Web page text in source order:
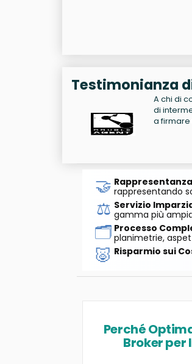
Testimonianza
A chi di
di
a firmare
🤝 rappresentando
⚖️ Servizio
gamma più
🗂️ Processo
planimetrie,
🐷 Risparmio sui
Perché
Broker per